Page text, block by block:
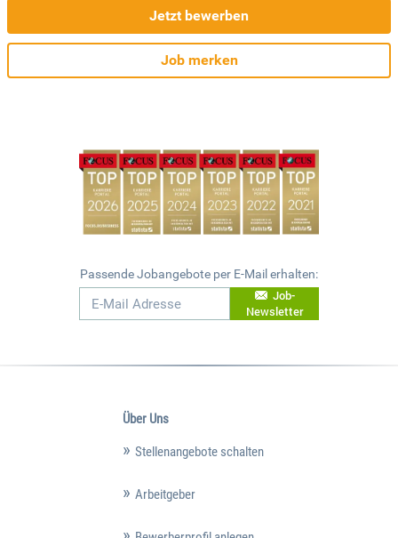
Jetzt bewerben
Job merken
Passende Jobangebote per E-Mail erhalten:
Job-
Newsletter
Über Uns
Stellenangebote schalten
Arbeitgeber